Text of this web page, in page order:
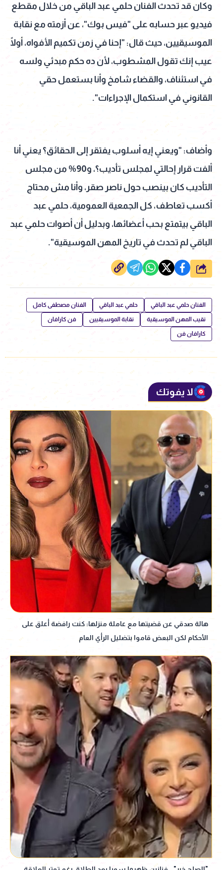
وكان قد تحدث الفنان حلمي عبد الباقي من خلال مقطع
فيديو عبر حسابه على "فيس بوك"، عن أزمته مع نقابة
الموسيقيين، حيث قال: "إحنا في زمن تكميم الأفواه، أولًا
عيب إنك تقول المشطوب، لأن ده حكم مبدئي ولسه
في استئناف، والقضاء شامخ وأنا بستعمل حقي
القانوني في استكمال الإجراءات".
وأضاف: "ويعني إيه أسلوب يفتقر إلى الحقائق؟ يعني أنا
ألفت قرار إحالتي لمجلس تأديب؟، و90% من مجلس
التأديب كان بينصب حول ناصر صقر، وأنا مش محتاج
أكسب تعاطف، كل الجمعية العمومية، حلمي عبد
الباقي بيتمتع بحب أعضائها، وبدليل أن أصوات حلمي عبد
الباقي لم تحدث في تاريخ المهن الموسيقية".
شارك
الفنان حلمي عبد الباقي حلمي عبد الباقي الفنان مصطفى كامل
نقيب المهن الموسيقية نقابة الموسيقيين فن كارافان
كارافان فن
لا يفوتك
هالة صدقي عن قضيتها مع عاملة منزلها: كنت رافضة أعلق على
الأحكام لكن البعض قاموا بتضليل الرأي العام